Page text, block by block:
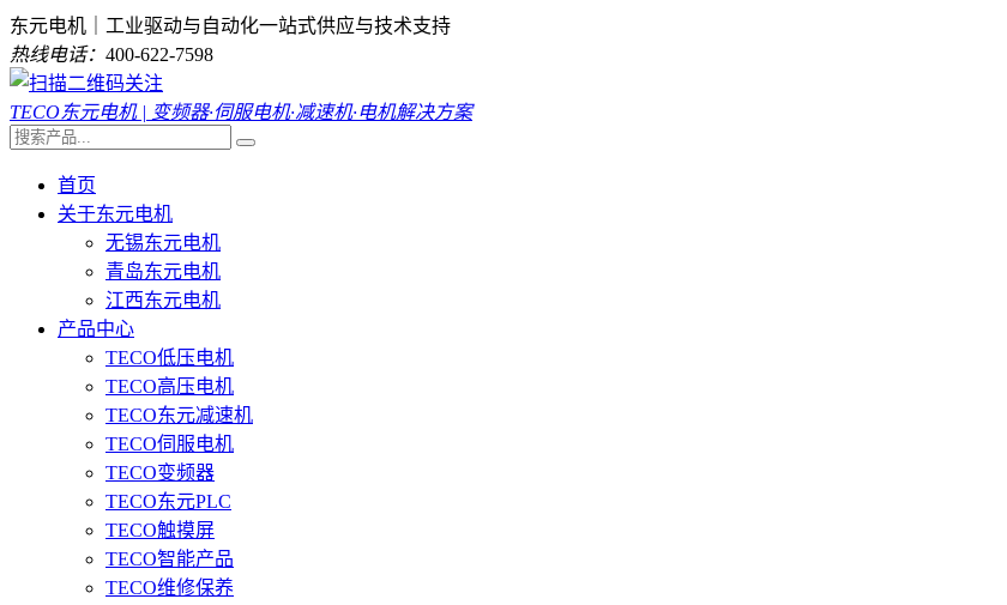
东元电机｜工业驱动与自动化一站式供应与技术支持
热线电话： 400-622-7598
TECO东元电机 | 变频器·伺服电机·减速机·电机解决方案
首页
关于东元电机
无锡东元电机
青岛东元电机
江西东元电机
产品中心
TECO低压电机
TECO高压电机
TECO东元减速机
TECO伺服电机
TECO变频器
TECO东元PLC
TECO触摸屏
TECO智能产品
TECO维修保养